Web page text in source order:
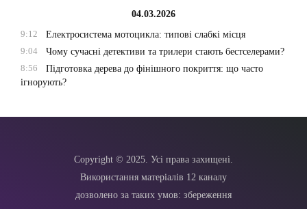
04.03.2026
9:12
Електросистема мотоцикла: типові слабкі місця
9:04
Чому сучасні детективи та трилери стають бестселерами?
8:56
Підготовка дерева до фінішного покриття: що часто
ігнорують?
Copyright © 2025. Усі права захищені.
Використання матеріалів 12 каналу
дозволено за таких умов: збереження